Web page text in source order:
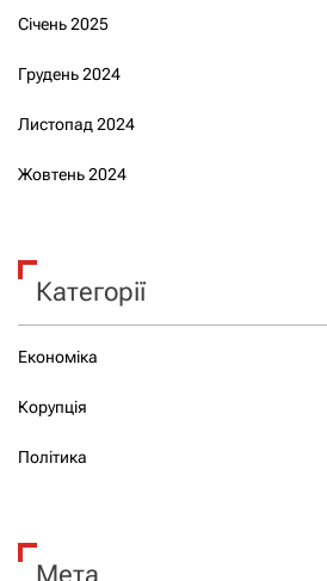
Січень 2025
Грудень 2024
Листопад 2024
Жовтень 2024
Категорії
Економіка
Корупція
Політика
Мета